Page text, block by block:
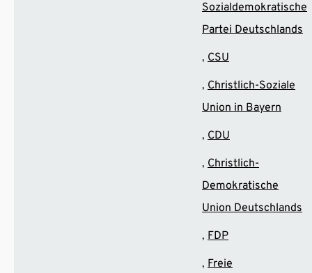
Sozialdemokratische
Partei Deutschlands
CSU
Christlich-Soziale
Union in Bayern
CDU
Christlich-
Demokratische
Union Deutschlands
FDP
Freie